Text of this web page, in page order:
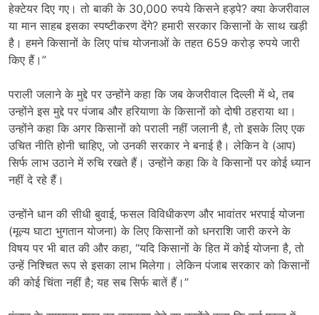
हेक्टेयर दिए गए। तो बाकी के 30,000 रुपये किसने हड़पे? क्या केजरीवाल
या मान साहब इसका स्पष्टीकरण देंगे? हमारी सरकार किसानों के साथ खड़ी
है। हमने किसानों के लिए पांच योजनाओं के तहत 659 करोड़ रुपये जारी
किए हैं।”
पराली जलाने के मुद्दे पर उन्होंने कहा कि जब केजरीवाल दिल्ली में थे, तब
उन्होंने इस मुद्दे पर पंजाब और हरियाणा के किसानों को दोषी ठहराया था।
उन्होंने कहा कि अगर किसानों को पराली नहीं जलानी है, तो इसके लिए एक
उचित नीति होनी चाहिए, जो उनकी सरकार ने बनाई है। लेकिन वे (आप)
सिर्फ लाभ उठाने में रुचि रखते हैं। उन्होंने कहा कि वे किसानों पर कोई ध्यान
नहीं दे रहे हैं।
उन्होंने धान की सीधी बुवाई, फसल विविधीकरण और भावांतर भरपाई योजना
(मूल्य घाटा भुगतान योजना) के लिए किसानों को धनराशि जारी करने के
विषय पर भी बात की और कहा, “यदि किसानों के हित में कोई योजना है, तो
उन्हें निश्चित रूप से इसका लाभ मिलेगा। लेकिन पंजाब सरकार को किसानों
की कोई चिंता नहीं है; यह सब सिर्फ बातें हैं।”